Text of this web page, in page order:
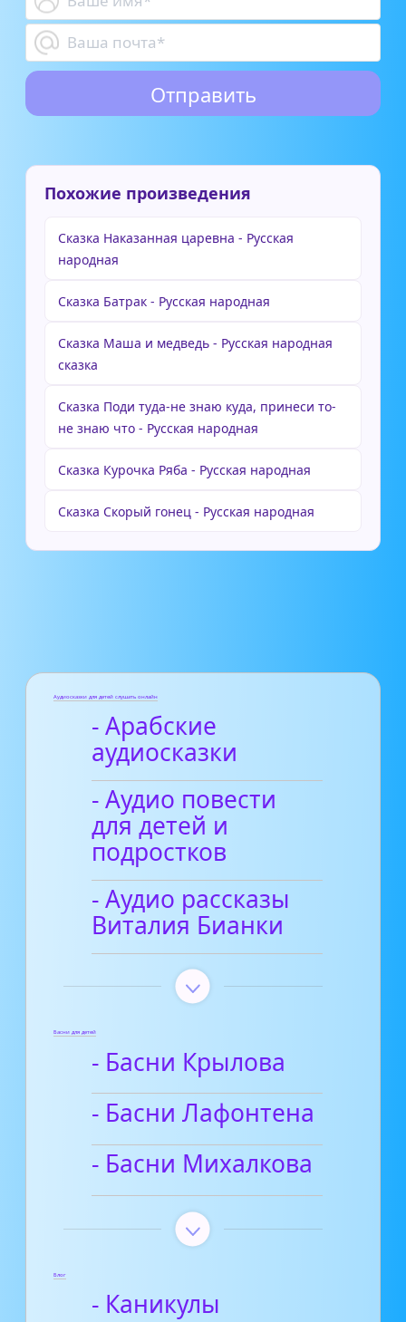
Похожие произведения
Сказка Наказанная царевна - Русская
народная
Сказка Батрак - Русская народная
Сказка Маша и медведь - Русская народная
сказка
Сказка Поди туда-не знаю куда, принеси то-
не знаю что - Русская народная
Сказка Курочка Ряба - Русская народная
Сказка Скорый гонец - Русская народная
Аудиосказки для детей слушать онлайн
- Арабские
аудиосказки
- Аудио повести
для детей и
подростков
- Аудио рассказы
Виталия Бианки
Басни для детей
- Басни Крылова
- Басни Лафонтена
- Басни Михалкова
Блог
- Каникулы